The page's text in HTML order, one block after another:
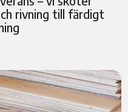
rivning till färdigt